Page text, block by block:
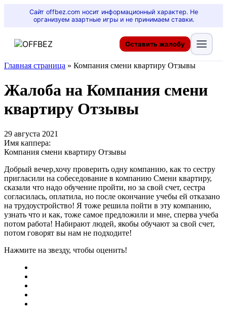
Сайт offbez.com носит информационный характер. Не
организуем азартные игры и не принимаем ставки.
Оставить жалобу
Главная страница » Компания смени квартиру Отзывы
Жалоба на Компания смени
квартиру Отзывы
29 августа 2021
Имя каппера:
Компания смени квартиру Отзывы
Добрый вечер,хочу проверить одну компанию, как то сестру
пригласили на собеседование в компанию Смени квартиру,
сказали что надо обучение пройти, но за свой счет, сестра
согласилась, оплатила, но после окончание учебы ей отказано
на трудоустройство! Я тоже решила пойти в эту компанию,
узнать что и как, тоже самое предложили и мне, сперва учеба
потом работа! Набирают людей, якобы обучают за свой счет,
потом говорят вы нам не подходите!
Нажмите на звезду, чтобы оценить!